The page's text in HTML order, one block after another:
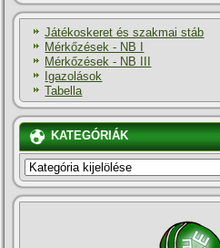
Játékoskeret és szakmai stáb
Mérkőzések - NB I
Mérkőzések - NB III
Igazolások
Tabella
KATEGÓRIÁK
KATEGÓRIÁK